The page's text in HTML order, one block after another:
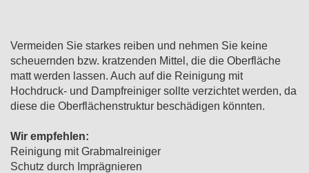
Vermeiden Sie starkes reiben und nehmen Sie keine
scheuernden bzw. kratzenden Mittel, die die Oberfläche
matt werden lassen. Auch auf die Reinigung mit
Hochdruck- und Dampfreiniger sollte verzichtet werden, da
diese die Oberflächenstruktur beschädigen könnten.
Wir empfehlen:
Reinigung mit Grabmalreiniger
Schutz durch Imprägnieren